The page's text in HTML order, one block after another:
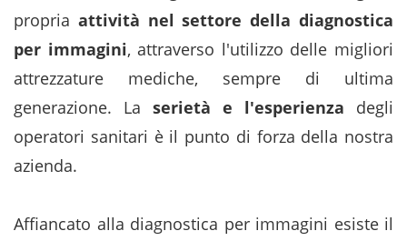
propria attività nel settore della diagnostica
per immagini, attraverso l'utilizzo delle migliori
attrezzature mediche, sempre di ultima
generazione. La serietà e l'esperienza degli
operatori sanitari è il punto di forza della nostra
azienda.
Affiancato alla diagnostica per immagini esiste il